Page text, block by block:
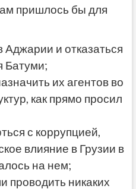
пришлось бы для
Аджарии и отказаться
Батуми;
их агентов во
как прямо просил
с коррупцией,
влияние в Грузии в
на нем;
никаких